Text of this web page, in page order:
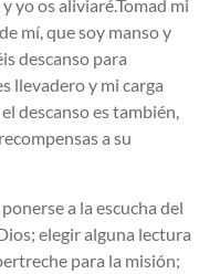
yo os aliviaré.Tomad mi
mí, que soy manso y
descanso para
llevadero y mi carga
descanso es también,
a su
a la escucha del
elegir alguna lectura
para la misión;